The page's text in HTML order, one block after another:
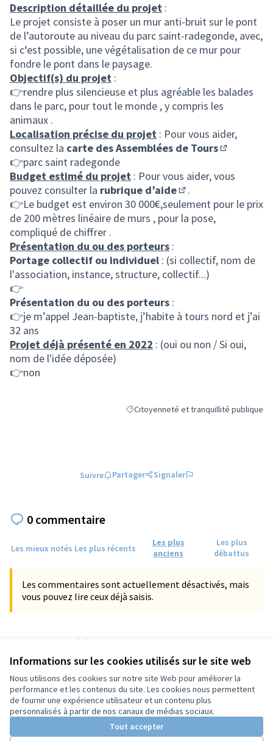
Informations sur les cookies utilisés sur le site web
Nous utilisons des cookies sur notre site Web pour améliorer la
performance et les contenus du site. Les cookies nous permettent
de fournir une expérience utilisateur et un contenu plus
personnalisés à partir de nos canaux de médias sociaux.
Tout accepter
Description détaillée du projet :
Le projet consiste à poser un mur anti-bruit sur le pont
de l’autoroute au niveau du parc saint-radegonde, avec,
si c‘est possible, une végétalisation de ce mur pour
fondre le pont dans le paysage.
Objectif(s) du projet :
👉rendre plus silencieuse et plus agréable les balades
dans le parc, pour tout le monde , y compris les
animaux .
Localisation précise du projet : Pour vous aider,
consultez la carte des Assemblées de Tours
👉parc saint radegonde
Budget estimé du projet : Pour vous aider, vous
pouvez consulter la rubrique d’aide
(S'ouvre dans un
.
👉Le budget est environ 30 000€,seulement pour le prix
de 200 mètres linéaire de murs , pour la pose,
compliqué de chiffrer .
Présentation du ou des porteurs :
Portage collectif ou individuel : (si collectif, nom de
l'association, instance, structure, collectif...)
👉
Présentation du ou des porteurs :
👉je m’appel Jean-baptiste, j’habite à tours nord et j’ai
32 ans
Projet déjà présenté en 2022 : (oui ou non / Si oui,
nom de l'idée déposée)
👉non
Filtrer les résultats de la catégorie :
Citoyenneté et tranquillité publique
Suivre Partager Signaler
0 commentaire
Les mieux notés Les plus récents
Les plus
anciens
Les plus
débattus
Les commentaires sont actuellement désactivés, mais
vous pouvez lire ceux déjà saisis.
Référence : tours-PROP-2023-02-732
Vérifiez l'empreinte numérique
Conditions d'utilisation
Paramètres des cookies